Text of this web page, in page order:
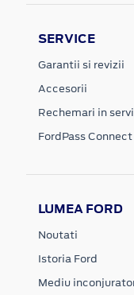
SERVICE
Garantii si revizii
Accesorii
Rechemari in
FordPass Connect
LUMEA FORD
Noutati
Istoria Ford
Mediu